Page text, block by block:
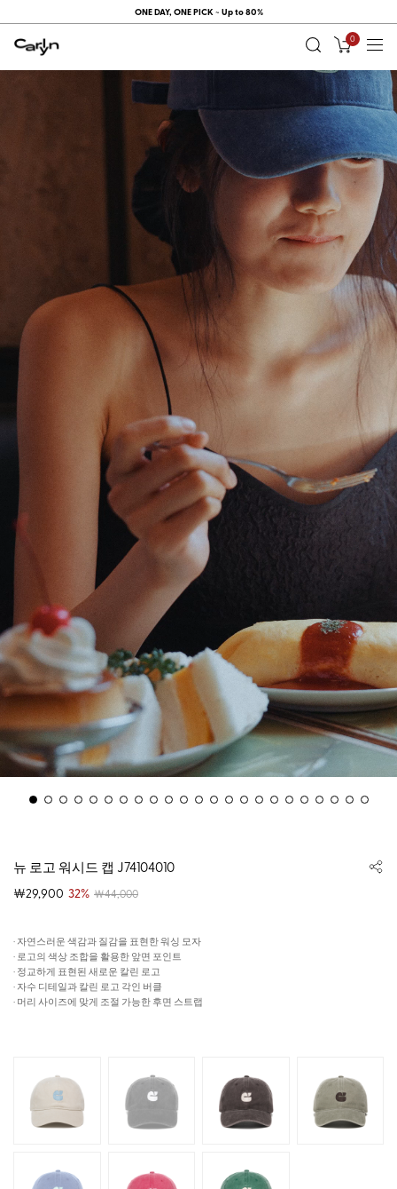
ONE DAY, ONE PICK ~ Up to 80%
0
뉴 로고 워시드 캡 J74104010
￦29,900 32% ￦44,000
· 자연스러운 색감과 질감을 표현한 워싱 모자
· 로고의 색상 조합을 활용한 앞면 포인트
· 정교하게 표현된 새로운 칼린 로고
· 자수 디테일과 칼린 로고 각인 버클
· 머리 사이즈에 맞게 조절 가능한 후면 스트랩